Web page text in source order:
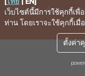
Copyrights © Taiwan
เว็บไซต์นี้มีการใช้คุกกี้เพื่
ท่าน โดยเราจะใช้คุกกี้เมื่
ตั้งค่า